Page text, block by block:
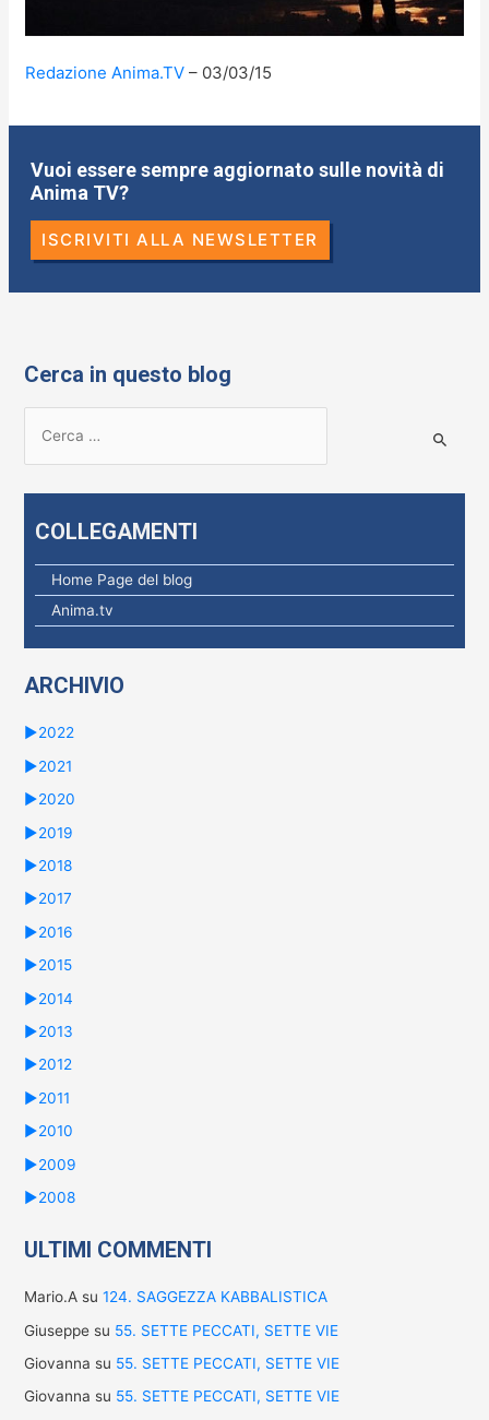
Redazione Anima.TV 03/03/15
Vuoi essere sempre aggiornato sulle novità di
Anima TV?
ISCRIVITI ALLA NEWSLETTER
Cerca in questo blog
r
COLLEGAMENTI
Home Page del blog
Anima.tv
ARCHIVIO
►2022
►2021
►2020
►2019
►2018
►2017
►2016
►2015
►2014
►2013
►2012
►2011
►2010
►2009
►2008
ULTIMI COMMENTI
Mario.Asu 124. SAGGEZZA KABBALISTICA
Giuseppesu 55. SETTE PECCATI, SETTE VIE
Giovanna su 55. SETTE PECCATI, SETTE VIE
Giovanna su 55. SETTE PECCATI, SETTE VIE